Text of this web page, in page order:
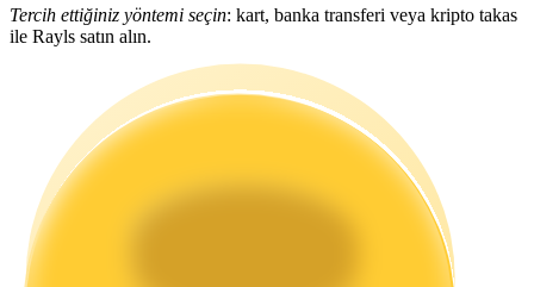
Staking
Yüksek getiri ve anında erişim
Tercih ettiğiniz yöntemi seçin: kart, banka transferi veya kripto takas
ile Rayls satın alın.